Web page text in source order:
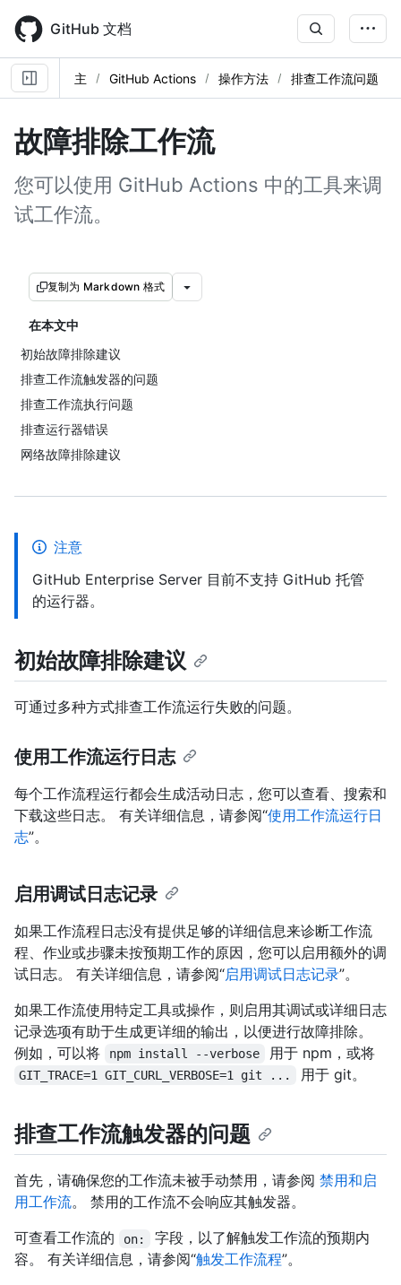
main
content
GitHub 文档
主 GitHub Actions 操作方法 排查工作流问题
故障排除工作流
您可以使用 GitHub Actions 中的工具来调
试工作流。
复制为 Markdown 格式
在本文中
初始故障排除建议
排查工作流触发器的问题
排查工作流执行问题
排查运行器错误
网络故障排除建议
注意
GitHub Enterprise Server 目前不支持 GitHub 托管
的运行器。
初始故障排除建议
可通过多种方式排查工作流运行失败的问题。
使用工作流运行日志
每个工作流程运行都会生成活动日志，您可以查看、搜索和
下载这些日志。 有关详细信息，请参阅“使用工作流运行日
志”。
启用调试日志记录
如果工作流程日志没有提供足够的详细信息来诊断工作流
程、作业或步骤未按预期工作的原因，您可以启用额外的调
试日志。 有关详细信息，请参阅“启用调试日志记录”。
如果工作流使用特定工具或操作，则启用其调试或详细日志
记录选项有助于生成更详细的输出，以便进行故障排除。
例如，可以将
npm install --verbose 用于 npm，或将
GIT_TRACE=1 GIT_CURL_VERBOSE=1 git ... 用于 git。
排查工作流触发器的问题
首先，请确保您的工作流未被手动禁用，请参阅 禁用和启
用工作流。 禁用的工作流不会响应其触发器。
可查看工作流的
on:
字段，以了解触发工作流的预期内
容。 有关详细信息，请参阅“触发工作流程”。